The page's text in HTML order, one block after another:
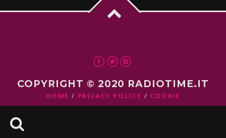
COPYRIGHT © 2020 RADIOTIME.IT
HOME PRIVACY POLICY COOKIE